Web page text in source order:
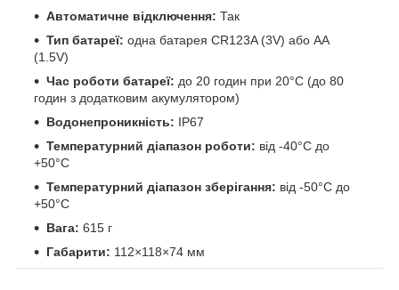
Автоматичне відключення: Так
Тип батареї: одна батарея CR123A (3V) або AA
(1.5V)
Час роботи батареї: до 20 годин при 20°C (до 80
годин з додатковим акумулятором)
Водонепроникність: IP67
Температурний діапазон роботи: від -40°C до
+50°C
Температурний діапазон зберігання: від -50°C до
+50°C
Вага: 615 г
Габарити: 112×118×74 мм